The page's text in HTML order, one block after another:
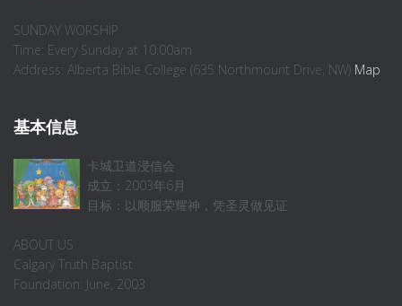
SUNDAY WORSHIP
Time: Every Sunday at 10:00am
Address: Alberta Bible College (635 Northmount Drive, NW) Map
基本信息
卡城卫道浸信会
成立：2003年6月
目标：以顺服荣耀神，凭圣灵做见证
ABOUT US
Calgary Truth Baptist
Foundation: June, 2003